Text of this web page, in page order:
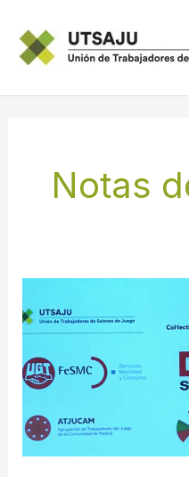
contenido
Notas
valora
muy
positivamente
que
el
entradas